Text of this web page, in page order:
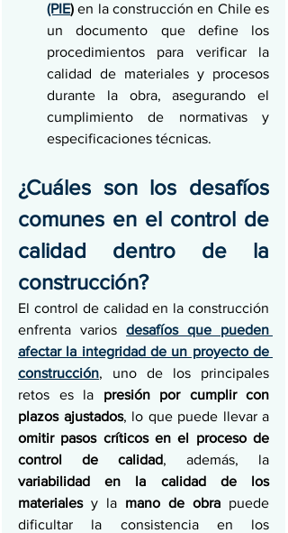
(PIE) en la construcción en Chile es
un documento que define los
procedimientos para verificar la
calidad de materiales y procesos
durante la obra, asegurando el
cumplimiento de normativas y
especificaciones técnicas.
¿Cuáles son los desafíos
comunes en el control de
calidad dentro de la
construcción?
El control de calidad en la construcción
enfrenta varios desafíos que pueden
afectar la integridad de un proyecto de
construcción, uno de los principales
retos es la presión por cumplir con
plazos ajustados
omitir pasos críticos en el proceso de
control de calidad
variabilidad en la calidad de los
materiales y la mano de obra puede
dificultar la consistencia en los